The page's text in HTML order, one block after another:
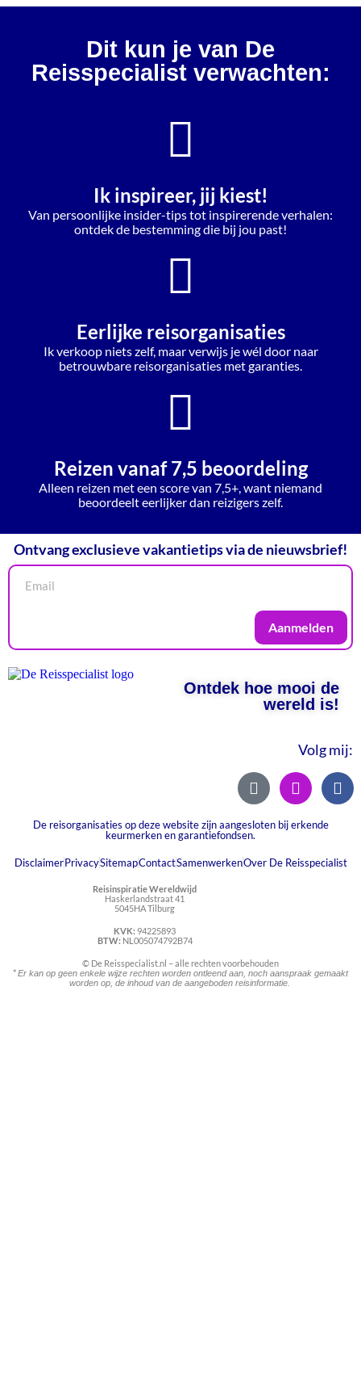
Dit kun je van De
Reisspecialist verwachten:
Ik inspireer, jij kiest!
Van persoonlijke insider-tips tot inspirerende verhalen:
ontdek de bestemming die bij jou past!
Eerlijke reisorganisaties
Ik verkoop niets zelf, maar verwijs je wél door naar
betrouwbare reisorganisaties met garanties.
Reizen vanaf 7,5 beoordeling
Alleen reizen met een score van 7,5+, want niemand
beoordeelt eerlijker dan reizigers zelf.
Ontvang exclusieve vakantietips via de nieuwsbrief!
Aanmelden
Ontdek hoe mooi de
wereld is!
Volg mij:
De reisorganisaties op deze website zijn aangesloten bij erkende
keurmerken en garantiefondsen.
DisclaimerPrivacySitemapContactSamenwerkenOver De Reisspecialist
Reisinspiratie Wereldwijd
Haskerlandstraat 41
5045HA Tilburg
KVK: 94225893
BTW: NL005074792B74
© De Reisspecialist.nl – alle rechten voorbehouden
*Er kan op geen enkele wijze rechten worden ontleend aan, noch aanspraak gemaakt
worden op, de inhoud van de aangeboden reisinformatie.